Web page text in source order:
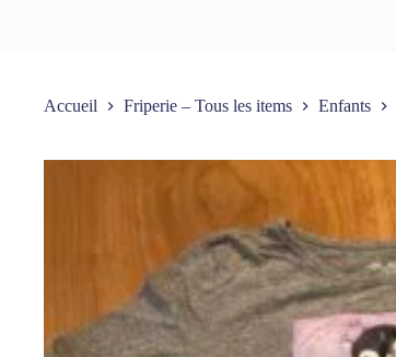
Accueil Friperie – Tous les items Enfants